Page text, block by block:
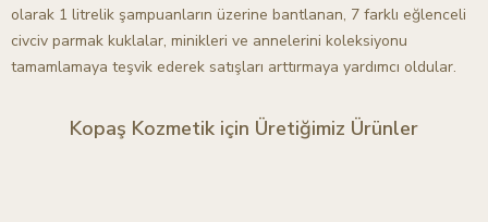
olarak 1 litrelik şampuanların üzerine bantlanan, 7 farklı eğlenceli
civciv parmak kuklalar, minikleri ve annelerini koleksiyonu
tamamlamaya teşvik ederek satışları arttırmaya yardımcı oldular.
Kopaş Kozmetik için Üretiğimiz Ürünler